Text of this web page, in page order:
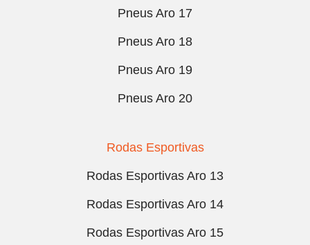
Pneus Aro 17
Pneus Aro 18
Pneus Aro 19
Pneus Aro 20
Rodas Esportivas
Rodas Esportivas Aro 13
Rodas Esportivas Aro 14
Rodas Esportivas Aro 15